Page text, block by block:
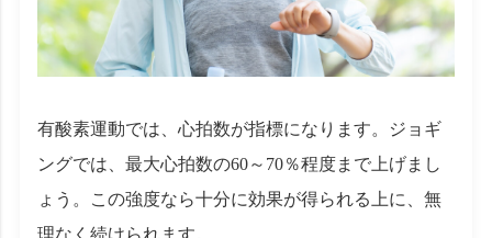
有酸素運動では、心拍数が指標になります。ジョギ
ングでは、最大心拍数の60～70％程度まで上げまし
ょう。この強度なら十分に効果が得られる上に、無